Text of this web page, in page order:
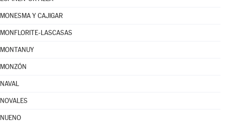
MONESMA Y CAJIGAR
MONFLORITE-LASCASAS
MONTANUY
MONZÓN
NAVAL
NOVALES
NUENO